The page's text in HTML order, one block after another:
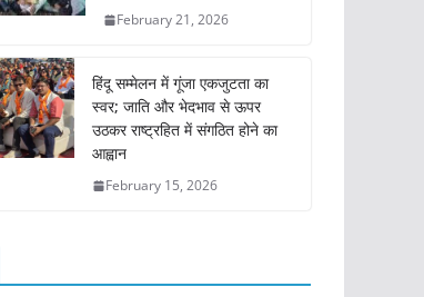
February 21, 2026
हिंदू सम्मेलन में गूंजा एकजुटता का
स्वर; जाति और भेदभाव से ऊपर
उठकर राष्ट्रहित में संगठित होने का
आह्वान
February 15, 2026